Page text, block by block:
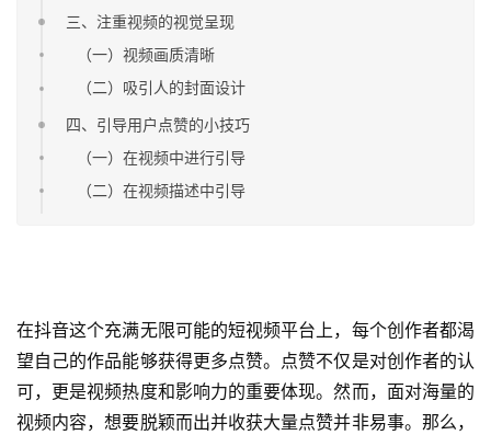
三、注重视频的视觉呈现
（一）视频画质清晰
（二）吸引人的封面设计
四、引导用户点赞的小技巧
（一）在视频中进行引导
（二）在视频描述中引导
在抖音这个充满无限可能的短视频平台上，每个创作者都渴
望自己的作品能够获得更多点赞。点赞不仅是对创作者的认
可，更是视频热度和影响力的重要体现。然而，面对海量的
视频内容，想要脱颖而出并收获大量点赞并非易事。那么，